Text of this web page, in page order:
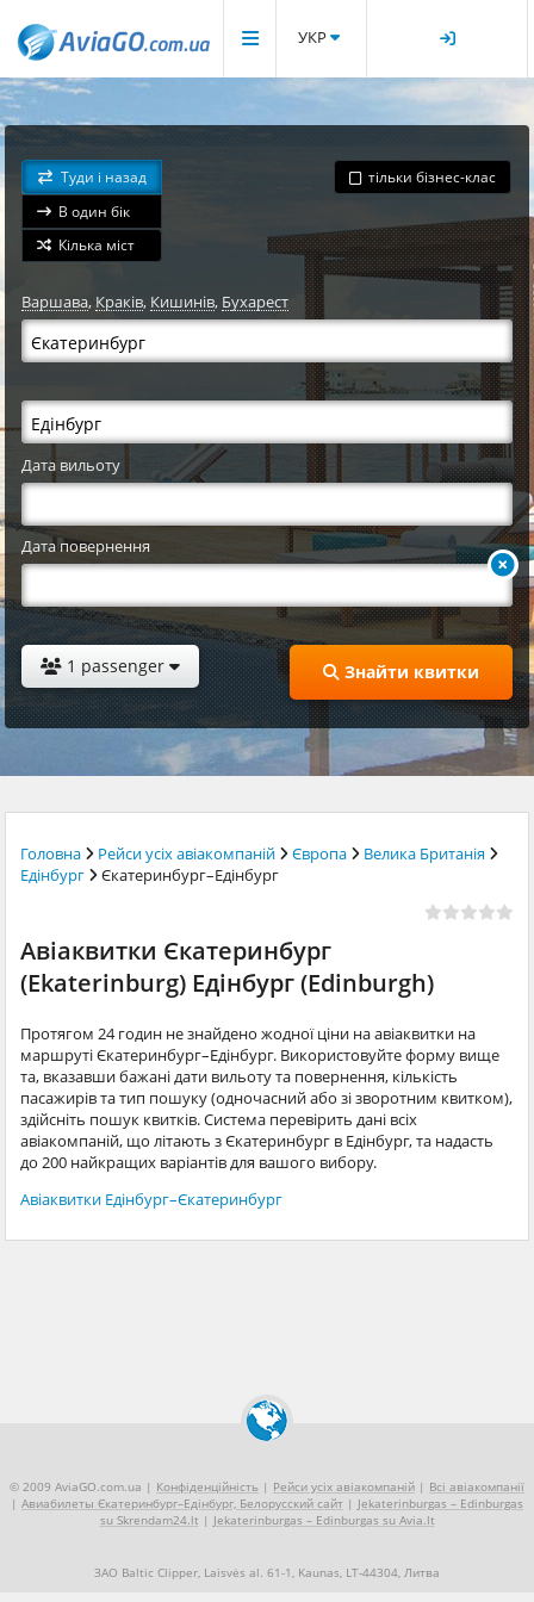
УКР
Туди і назад
В один бік
Кілька міст
тільки бізнес-клас
Варшава,Краків, Кишинів, Бухарест
Дата вильоту
Дата повернення
1 passenger Знайти квитки
Головна Рейси усіх авіакомпаній Європа
Велика Британія
Едінбург
Єкатеринбург–Едінбург
Авіаквитки Єкатеринбург
(Ekaterinburg) Едінбург (Edinburgh)
Протягом 24 годин не знайдено жодної ціни на авіаквитки на
маршруті Єкатеринбург–Едінбург. Використовуйте форму вище
та, вказавши бажані дати вильоту та повернення, кількість
пасажирів та тип пошуку (одночасний або зі зворотним квитком),
здійсніть пошук квитків. Система перевірить дані всіх
авіакомпаній, що літають з Єкатеринбург в Едінбург, та надасть
до 200 найкращих варіантів для вашого вибору.
Авіаквитки Едінбург–Єкатеринбург
© 2009 AviaGO.com.ua | Конфіденційність | Рейси усіх авіакомпаній | Всі авіакомпанії
| Авиабилеты Єкатеринбург–Едінбург, Белорусский сайт | Jekaterinburgas – Edinburgas
su Skrendam24.lt | Jekaterinburgas – Edinburgas su Avia.lt
ЗАО Baltic Clipper, Laisvės al. 61-1, Kaunas, LT-44304, Литва